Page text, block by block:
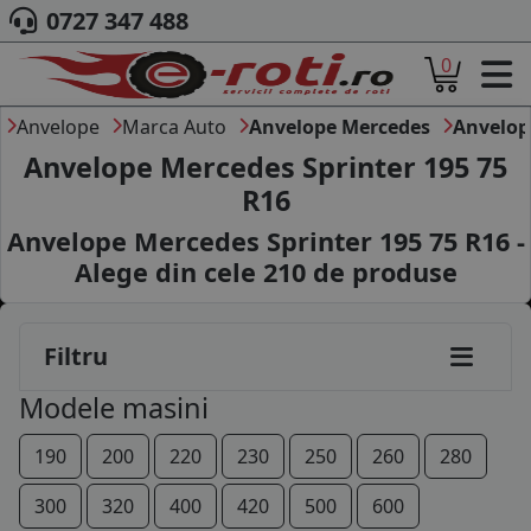
ACASA
DESPRE NOI
ANVELOPE
AUTO
CAMION
MOTO
AGROINDUSTRIALE
BLOG
B2B - COLABORARE COMPANII
CONT
0727 347 488
0
Anvelope Marca Auto Anvelope Mercedes
Anvelope Mercedes Sprinter 195 75
R16
Anvelope Mercedes Sprinter 195 75 R16 -
Alege din cele 210de produse
Filtru
Modele masini
190 200 220 230 250 260
280
300
320 400 420 500
600